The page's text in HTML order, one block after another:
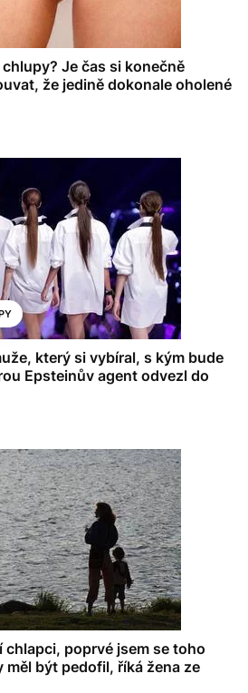
Je čas si konečně
že jedině dokonale oholené
který si vybíral, s kým bude
Epsteinův agent odvezl do
chlapci, poprvé jsem se toho
měl být pedofil, říká žena ze